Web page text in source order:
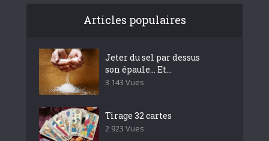
Articles populaires
Jeter du sel par dessus
son épaule… Et...
3 143 Vues
Tirage 32 cartes
2 923 Vues